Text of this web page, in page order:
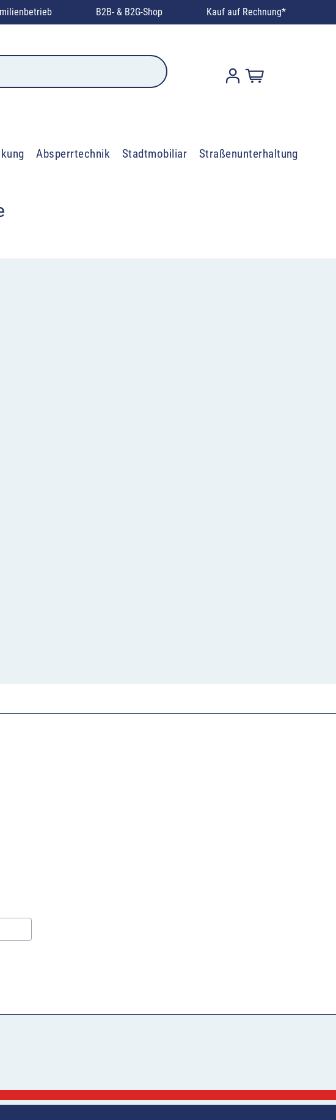
B2B- & B2G-Shop Kauf auf Rechnung*
Absperrtechnik Stadtmobiliar Straßenunterhaltung